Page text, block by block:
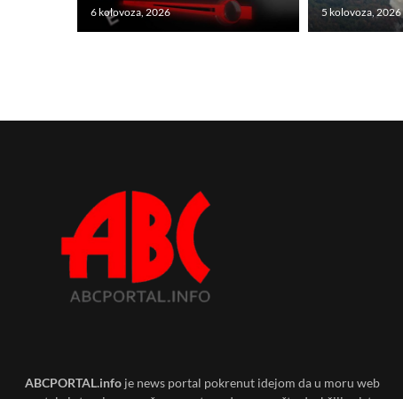
6 kolovoza, 2026 5 kolovoza, 2026
ABCPORTAL.info je news portal pokrenut idejom da u moru web